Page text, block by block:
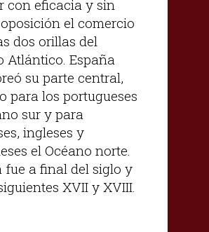
con eficacia y sin
el comercio
dos orillas del
Atlántico. España
su parte central,
para los portugueses
sur y para
ingleses y
el Océano norte.
fue a final del siglo y
XVII y XVIII.